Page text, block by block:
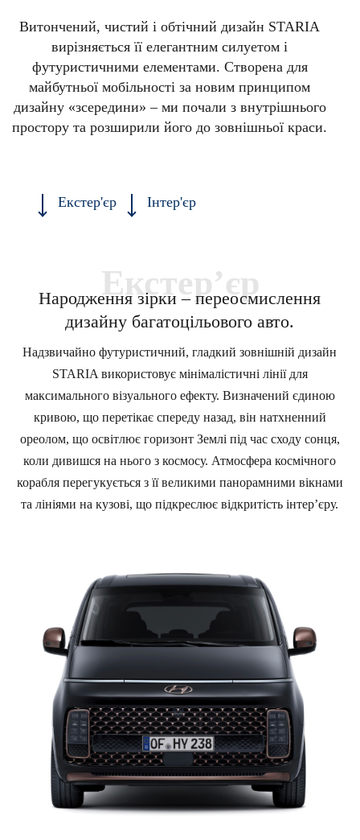
Витончений, чистий і обтічний дизайн STARIA
вирізняється її елегантним силуетом і
футуристичними елементами. Створена для
майбутньої мобільності за новим принципом
дизайну «зсередини» – ми почали з внутрішнього
простору та розширили його до зовнішньої краси.
Екстер'єр Інтер'єр
Екстер’єр
Народження зірки – переосмислення
дизайну багатоцільового авто.
Надзвичайно футуристичний, гладкий зовнішній дизайн
STARIA використовує мінімалістичні лінії для
максимального візуального ефекту. Визначений єдиною
кривою, що перетікає спереду назад, він натхненний
ореолом, що освітлює горизонт Землі під час сходу сонця,
коли дивишся на нього з космосу. Атмосфера космічного
корабля перегукується з її великими панорамними вікнами
та лініями на кузові, що підкреслює відкритість інтер’єру.